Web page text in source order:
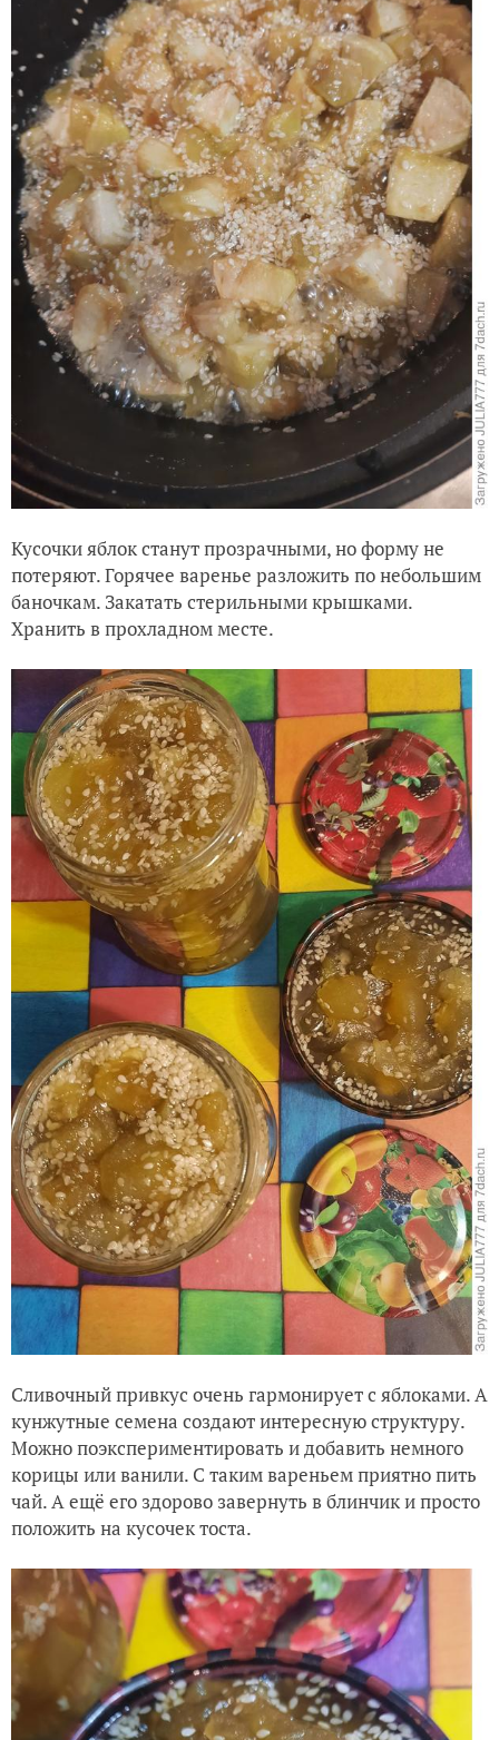
Кусочки яблок станут прозрачными, но форму не
потеряют. Горячее варенье разложить по небольшим
баночкам. Закатать стерильными крышками.
Хранить в прохладном месте.
Сливочный привкус очень гармонирует с яблоками. А
кунжутные семена создают интересную структуру.
Можно поэкспериментировать и добавить немного
корицы или ванили. С таким вареньем приятно пить
чай. А ещё его здорово завернуть в блинчик и просто
положить на кусочек тоста.